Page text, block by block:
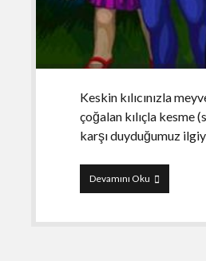
Keskin kılıcınızla
çoğalan kılıçla kesme
karşı duyduğumuz
Devamını Oku Slash
it!